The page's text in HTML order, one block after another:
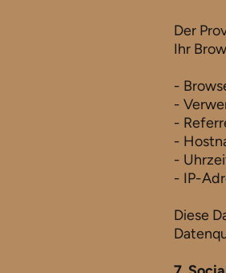
Der
Ihr
-
-
-
-
-
- IP-
Diese